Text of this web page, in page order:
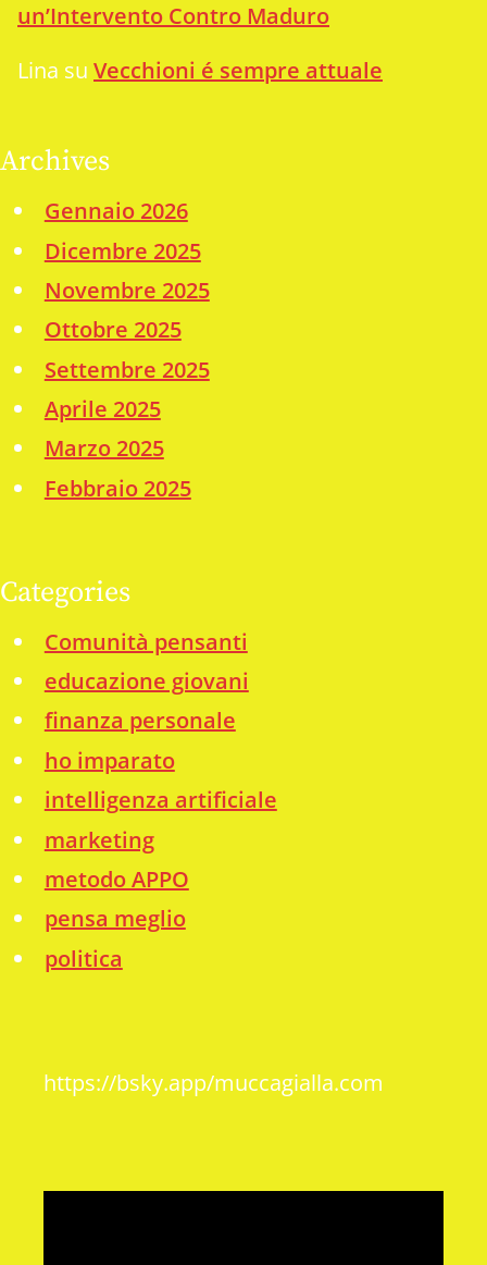
un’Intervento Contro Maduro
Lina su Vecchioni é sempre attuale
Archives
Gennaio 2026
Dicembre 2025
Novembre 2025
Ottobre 2025
Settembre 2025
Aprile 2025
Marzo 2025
Febbraio 2025
Categories
Comunità pensanti
educazione giovani
finanza personale
ho imparato
intelligenza artificiale
marketing
metodo APPO
pensa meglio
politica
https://bsky.app/muccagialla.com